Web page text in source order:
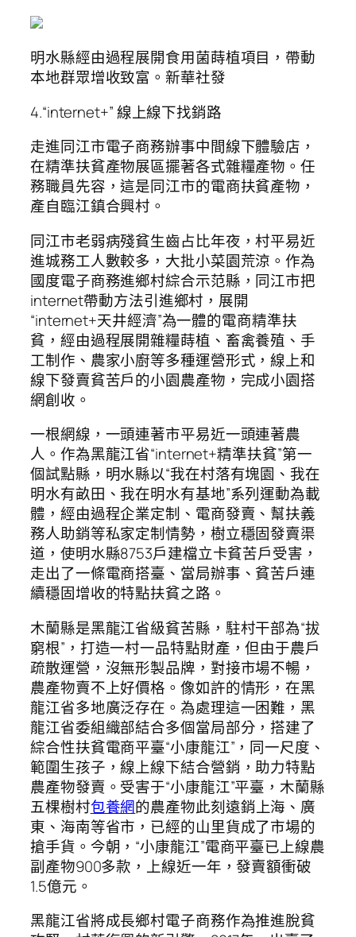
明水縣經由過程展開食用菌蒔植項目，帶動
本地群眾增收致富。新華社發
4.“internet+” 線上線下找銷路
走進同江市電子商務辦事中間線下體驗店，
在精準扶貧產物展區擺著各式雜糧產物。任
務職員先容，這是同江市的電商扶貧產物，
產自臨江鎮合興村。
同江市老弱病殘貧生齒占比年夜，村平易近
進城務工人數較多，大批小菜園荒涼。作為
國度電子商務進鄉村綜合示范縣，同江市把
internet帶動方法引進鄉村，展開
“internet+天井經濟”為一體的電商精準扶
貧，經由過程展開雜糧蒔植、畜禽養殖、手
工制作、農家小廚等多種運營形式，線上和
線下發賣貧苦戶的小園農產物，完成小園搭
網創收。
一根網線，一頭連著市平易近一頭連著農
人。作為黑龍江省“internet+精準扶貧”第一
個試點縣，明水縣以“我在村落有塊園、我在
明水有畝田、我在明水有基地”系列運動為載
體，經由過程企業定制、電商發賣、幫扶義
務人助銷等私家定制情勢，樹立穩固發賣渠
道，使明水縣8753戶建檔立卡貧苦戶受害，
走出了一條電商搭臺、當局辦事、貧苦戶連
續穩固增收的特點扶貧之路。
木蘭縣是黑龍江省級貧苦縣，駐村干部為“拔
窮根”，打造一村一品特點財產，但由于農戶
疏散運營，沒無形製品牌，對接市場不暢，
農產物賣不上好價格。像如許的情形，在黑
龍江省多地廣泛存在。為處理這一困難，黑
龍江省委組織部結合多個當局部分，搭建了
綜合性扶貧電商平臺“小康龍江”，同一尺度、
範圍生孩子，線上線下結合營銷，助力特點
農產物發賣。受害于“小康龍江”平臺，木蘭縣
五棵樹村包養網的農產物此刻遠銷上海、廣
東、海南等省市，已經的山里貨成了市場的
搶手貨。今朝，“小康龍江”電商平臺已上線農
副產物900多款，上線近一年，發賣額衝破
1.5億元。
黑龍江省將成長鄉村電子商務作為推進脫貧